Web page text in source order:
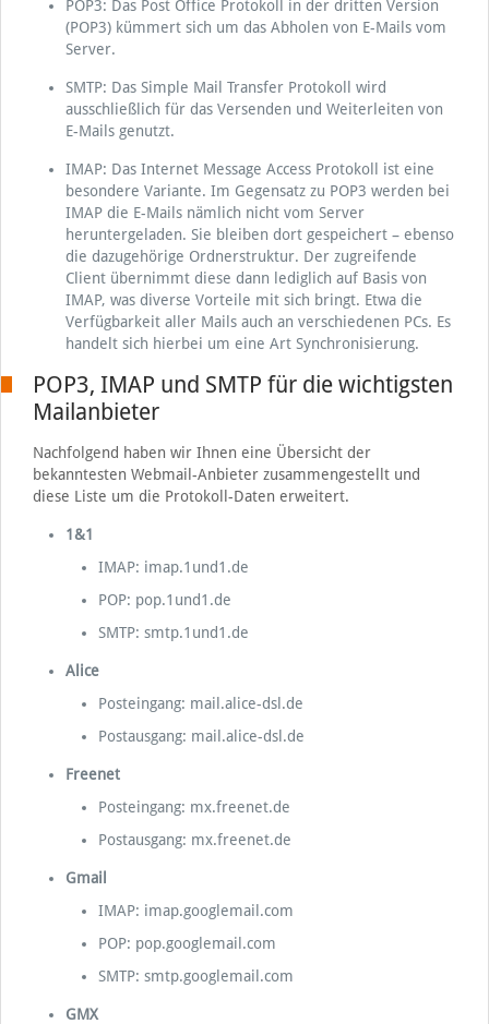
POP3: Das Post Office Protokoll in der dritten Version
(POP3) kümmert sich um das Abholen von E-Mails vom
Server.
SMTP: Das Simple Mail Transfer Protokoll wird
ausschließlich für das Versenden und Weiterleiten von
E-Mails genutzt.
IMAP: Das Internet Message Access Protokoll ist eine
besondere Variante. Im Gegensatz zu POP3 werden bei
IMAP die E-Mails nämlich nicht vom Server
heruntergeladen. Sie bleiben dort gespeichert – ebenso
die dazugehörige Ordnerstruktur. Der zugreifende
Client übernimmt diese dann lediglich auf Basis von
IMAP, was diverse Vorteile mit sich bringt. Etwa die
Verfügbarkeit aller Mails auch an verschiedenen PCs. Es
handelt sich hierbei um eine Art Synchronisierung.
POP3, IMAP und SMTP für die wichtigsten
Mailanbieter
Nachfolgend haben wir Ihnen eine Übersicht der
bekanntesten Webmail-Anbieter zusammengestellt und
diese Liste um die Protokoll-Daten erweitert.
1&1
IMAP: imap.1und1.de
POP: pop.1und1.de
SMTP: smtp.1und1.de
Alice
Posteingang: mail.alice-dsl.de
Postausgang: mail.alice-dsl.de
Freenet
Posteingang: mx.freenet.de
Postausgang: mx.freenet.de
Gmail
IMAP: imap.googlemail.com
POP: pop.googlemail.com
SMTP: smtp.googlemail.com
GMX